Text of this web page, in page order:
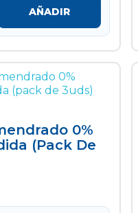
AÑADIR
0%
(pack De